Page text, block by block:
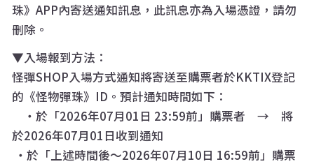
珠》APP內寄送通知訊息，此訊息亦為入場憑證，請勿
刪除。
▼入場報到方法：
怪彈SHOP入場方式通知將寄送至購票者於KKTIX登記
的《怪物彈珠》ID。預計通知時間如下：
・於「2026年07月01日 23:59前」購票者 → 將
於2026年07月01日收到通知
・於「上述時間後～2026年07月10日 16:59前」購票